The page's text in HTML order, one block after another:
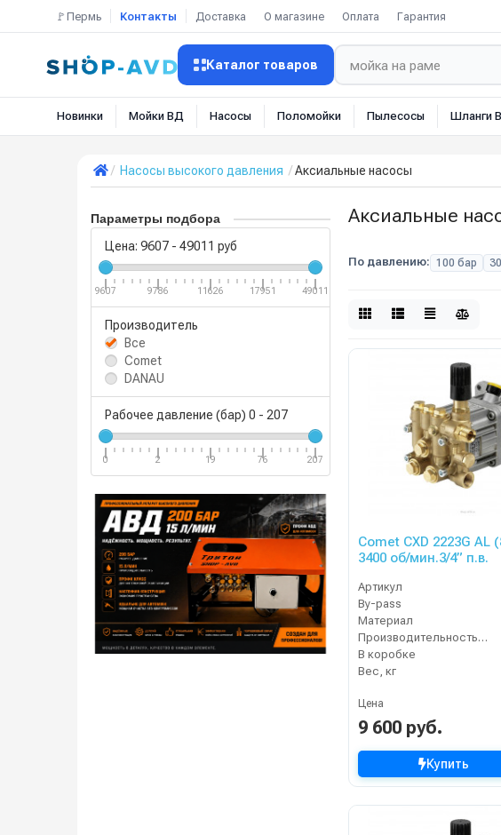
🚩Пермь Контакты Доставка О магазине Оплата Гарантия
Каталог товаров
Новинки Мойки ВД Насосы Поломойки Пылесосы Шланги
Насосы высокого давления Аксиальные насосы
Параметры подбора
Цена: 9607 - 49011 руб
9607 9786 11626 17951 49011
Производитель
Все
Comet
DANAU
Рабочее давление (бар) 0 - 207
0 2 19 76 207
Аксиальные
По давлению: 100 бар
Comet CXD 2223G AL
3400 об/мин.3/4” п.в.
Артикул
By-pass
Материал
Производительность (л/мин)
В коробке
Вес, кг
Цена
9 600 руб.
Купить